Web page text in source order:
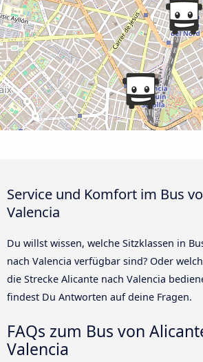
Service und Komfort im Bus
Valencia
Du willst wissen, welche Sitzklassen in
nach Valencia verfügbar sind? Oder
die Strecke Alicante nach Valencia
findest Du Antworten auf deine Fragen.
FAQs zum Bus von
Valencia